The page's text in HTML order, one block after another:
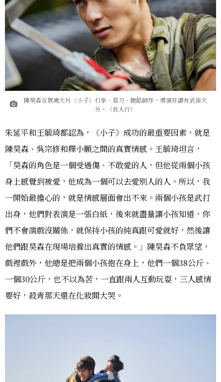
陳昊森在賀歲大片《小子》打拳、耍刀、跑酷帥炸，導演狂讚有武術天
分。（良人行）
朱延平和王毓琦都認為，《小子》成功的最重要因素，就是
陳昊森、吳宗修和釋小願之間的真實情感。王毓琦坦言，
「昊森的角色是一個受過傷、不敢愛的人，但他從兩個小孩
身上感覺到被愛，他成為一個可以去愛別人的人。所以，我
一開始最擔心的，就是情感層面會出不來。兩個小孩是武打
出身，他們對表演是一張白紙，後來就盡量讓小孩知道，你
們不會演戲沒關係，就保持小孩的純真跟可愛就好，然後讓
他們跟昊森在現場培養出真實的情感。」陳昊森不負眾望，
戲裡戲外，他總是把兩個小孩抱在身上，他們一個38公斤、
一個30公斤，也不以為苦，一直跟兩人互動玩耍，三人感情
要好，殺青那天還在化妝間大哭。